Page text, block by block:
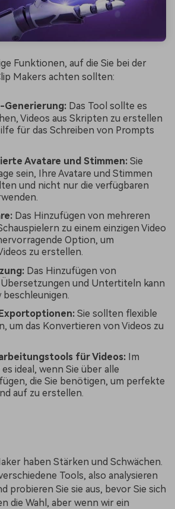
Funktionen, auf die Sie bei der
Makers achten sollten:
Generierung: Das Tool sollte es
Videos aus Skripten zu erstellen
für das Schreiben von Prompts
Avatare und Stimmen: Sie
sein, Ihre Avatare und Stimmen
und nicht nur die verfügbaren
Das Hinzufügen von mehreren
zu einem einzigen Video
Option, um
zu erstellen.
Das Hinzufügen von
und Untertiteln kann
Sie sollten flexible
um das Konvertieren von Videos zu
für Videos: Im
ideal, wenn Sie über alle
die Sie benötigen, um perfekte
auf zu erstellen.
haben Stärken und Schwächen.
Tools, also analysieren
probieren Sie sie aus, bevor Sie sich
die Wahl, aber wenn wir ein